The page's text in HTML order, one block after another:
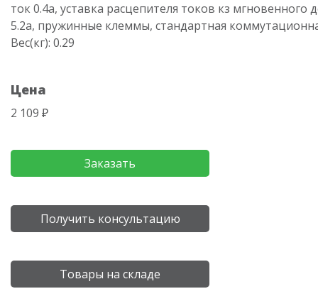
ток 0.4a, уставка расцепителя токов кз мгновенного
5.2a, пружинные клеммы, стандартная
Вес(кг): 0.29
Цена
2 109 ₽
Заказать
Получить консультацию
Товары на складе